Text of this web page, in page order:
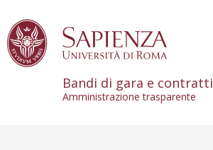
Bandi di gara e contratti
Amministrazione trasparente